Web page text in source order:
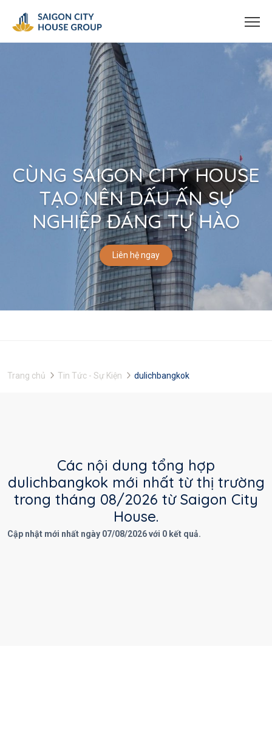
CÙNG SAIGON CITY HOUSE
TẠO NÊN DẤU ẤN SỰ
NGHIỆP ĐÁNG TỰ HÀO
Liên hệ ngay
Trang chủ Tin Tức - Sự Kiện dulichbangkok
Các nội dung tổng hợp
dulichbangkok mới nhất từ thị trường
trong tháng 08/2026 từ Saigon City
House.
Cập nhật mới nhất ngày 07/08/2026 với 0 kết quả.